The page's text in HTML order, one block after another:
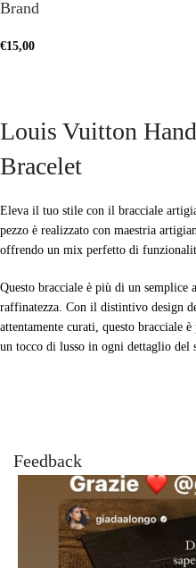
Brand
€15,00
Louis Vuitton
Bracelet
Eleva il tuo stile con il bracciale
pezzo è realizzato con maestria
offrendo un mix perfetto di
Questo bracciale è più di un semplice
raffinatezza. Con il distintivo design
attentamente curati, questo bracciale
un tocco di lusso in ogni dettaglio del
Feedback